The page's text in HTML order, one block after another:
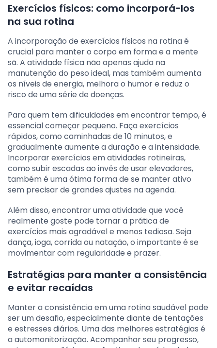
Exercícios físicos: como incorporá-los
na sua rotina
A incorporação de exercícios físicos na rotina é
crucial para manter o corpo em forma e a mente
sã. A atividade física não apenas ajuda na
manutenção do peso ideal, mas também aumenta
os níveis de energia, melhora o humor e reduz o
risco de uma série de doenças.
Para quem tem dificuldades em encontrar tempo, é
essencial começar pequeno. Faça exercícios
rápidos, como caminhadas de 10 minutos, e
gradualmente aumente a duração e a intensidade.
Incorporar exercícios em atividades rotineiras,
como subir escadas ao invés de usar elevadores,
também é uma ótima forma de se manter ativo
sem precisar de grandes ajustes na agenda.
Além disso, encontrar uma atividade que você
realmente goste pode tornar a prática de
exercícios mais agradável e menos tediosa. Seja
dança, ioga, corrida ou natação, o importante é se
movimentar com regularidade e prazer.
Estratégias para manter a consistência
e evitar recaídas
Manter a consistência em uma rotina saudável pode
ser um desafio, especialmente diante de tentações
e estresses diários. Uma das melhores estratégias é
a automonitorização. Acompanhar seu progresso,